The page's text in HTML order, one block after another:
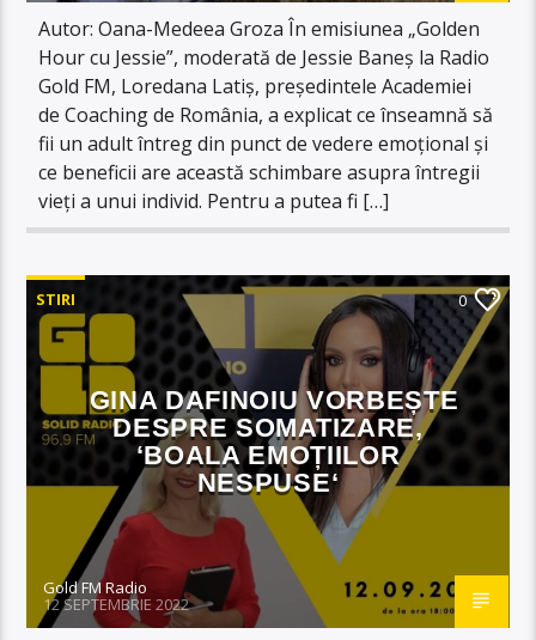
Autor: Oana-Medeea Groza În emisiunea „Golden
Hour cu Jessie”, moderată de Jessie Baneș la Radio
Gold FM, Loredana Latiș, președintele Academiei
de Coaching de România, a explicat ce înseamnă să
fii un adult întreg din punct de vedere emoțional și
ce beneficii are această schimbare asupra întregii
vieți a unui individ. Pentru a putea fi […]
STIRI 0
GINA DAFINOIU VORBEȘTE
DESPRE SOMATIZARE,
‘BOALA EMOȚIILOR
NESPUSE‘
Gold FM Radio
12 SEPTEMBRIE 2022